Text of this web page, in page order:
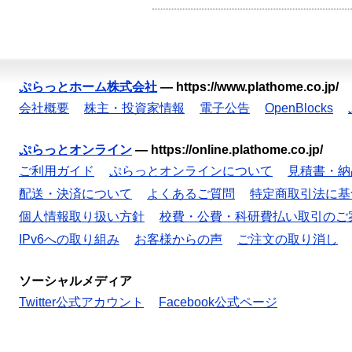
ぷらっとホーム株式会社 — https://www.plathome.co.jp/
会社概要
株主・投資家情報 電子公告 OpenBlocks
ぷらっとオンライン — https://online.plathome.co.jp/
ご利用ガイド
ぷらっとオンラインについて
見積書・
配送・決済について
よくあるご質問
特定商取引法に
個人情報取り扱い方針
校費・公費・科研費払い取引のご
IPv6への取り組み
お客様からの声 ご注文の取り消し
ソーシャルメディア
Twitter公式アカウント
Facebook公式ページ